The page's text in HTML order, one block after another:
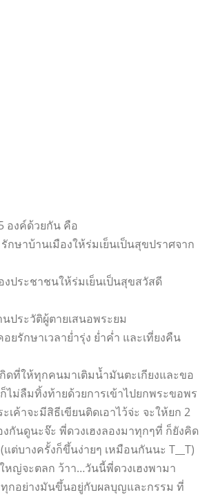
องค์ด้วยกัน คือ
ษาบ้านเมืองให้ร่มเย็นเป็นสุขปราศจาก
ประชาชนให้ร่มเย็นเป็นสุขสวัสดี
ประวัติผู้ตายเสนอพระยม
รักษาเวลาย่ำรุ่ง ย่ำค่ำ และเที่ยงคืน
ดที่ให้ทุกคนมาเติมน้ำมันตะเกียงและขอ
ไม่ลืมทิ้งท้ายด้วยการเข้าไปยกพระขอพร
ค้าจะมีสิธีเขียนติดเอาไว้จ่ะ จะให้ยก 2
กันดูนะจ๊ะ พี่ดวงเฮงลองมาทุกๆที่ ก็ยังคิด
ต่บางครั้งก็ขึ้นง่ายๆ เหมือนกันนะ T__T)
หญ่จะตลก ว้าา…วันนี้พี่ดวงเฮงพามา
ทุกอย่างมันขึ้นอยู่กับผลบุญและกรรม ที่